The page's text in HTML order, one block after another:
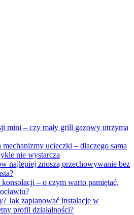
mini – czy mały grill gazowy utrzyma
ucieczki – dlaczego sama
nie wystarcza
najlepiej znoszą przechowywanie bez
– o czym warto pamiętać,
Jak zaplanować instalacje w
profil działalności?